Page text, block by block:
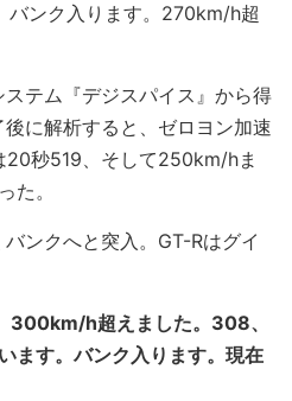
バンク入ります。270km/h超
テム『デジスパイス』から得
に解析すると、ゼロヨン加速
20秒519、そして250km/hま
た。
ンクへと突入。GT-Rはグイ
300km/h超えました。308、
す。バンク入ります。現在